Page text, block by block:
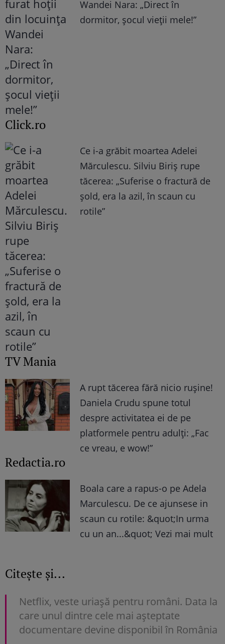
Wandei Nara: „Direct în
dormitor, șocul vieții mele!”
Click.ro
Ce i-a grăbit moartea Adelei
Mărculescu. Silviu Biriș rupe
tăcerea: „Suferise o fractură de
șold, era la azil, în scaun cu
rotile”
TV Mania
A rupt tăcerea fără nicio rușine!
Daniela Crudu spune totul
despre activitatea ei de pe
platformele pentru adulți: „Fac
ce vreau, e wow!”
Redactia.ro
Boala care a rapus-o pe Adela
Marculescu. De ce ajunsese in
scaun cu rotile: &quot;In urma
cu un an...&quot; Vezi mai mult
Citește și...
Netflix, veste uriașă pentru români. Data la
care unul dintre cele mai așteptate
documentare devine disponibil în România